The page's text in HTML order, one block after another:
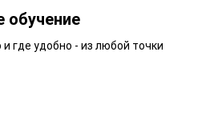
обучение
где удобно - из любой точки